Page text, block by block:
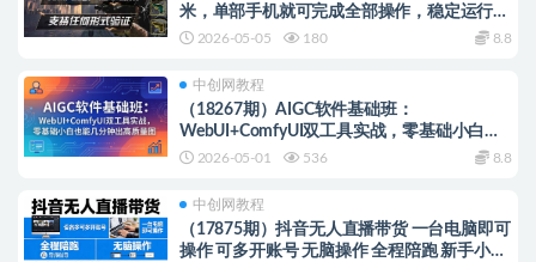
米，单部手机就可完成全部操作，稳定运行多
年，支持任何形式验证…
2026-05-05 180 8.8
中创网教程
（18267期）AIGC软件基础班：
WebUI+ComfyUI双工具实战，零基础小白也
能几分钟出高质量图
2026-05-01 536 8.8
中创网教程
（17875期）抖音无人直播带货 一台电脑即可
操作 可多开账号 无脑操作 全程陪跑 新手小白